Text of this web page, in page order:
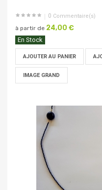
0 Commentaire(s)
à partir de 24,00 €
En Stock
AJOUTER AU PANIER
IMAGE GRAND